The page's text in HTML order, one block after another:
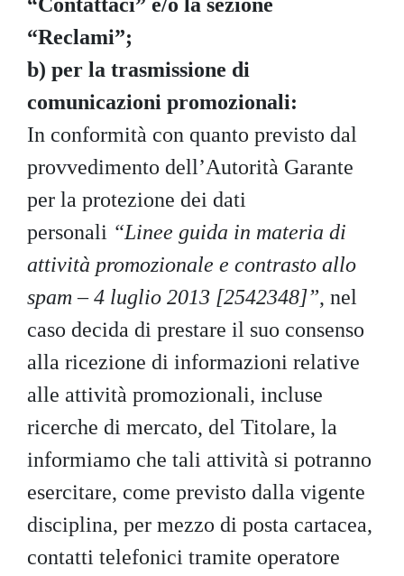
“Reclami”;
b) per la trasmissione di
comunicazioni promozionali:
In conformità con quanto previsto dal
provvedimento dell’Autorità Garante
per la protezione dei dati
personali “Linee guida in materia di
attività promozionale e contrasto allo
spam – 4 luglio 2013 [2542348]”, nel
caso decida di prestare il suo consenso
alla ricezione di informazioni relative
alle attività promozionali, incluse
ricerche di mercato, del Titolare, la
informiamo che tali attività si potranno
esercitare, come previsto dalla vigente
disciplina, per mezzo di posta cartacea,
contatti telefonici tramite operatore